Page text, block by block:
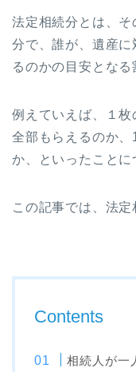
法定相続分とは、
分で、誰が、遺産に
るのかの目安となる
例えていえば、１枚
全部もらえるのか
か、といったことに
この記事では、法定
Contents
相続人が一